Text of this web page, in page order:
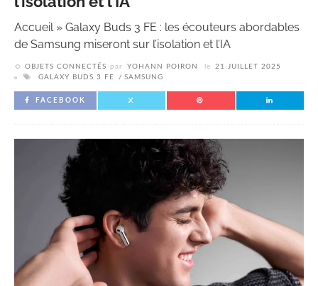
Accueil» Galaxy Buds 3 FE : les écouteurs abordables
de Samsung miseront sur l’isolation et l’IA
OBJETS CONNECTÉS par YOHANN POIRON le
21 JUILLET 2025
GALAXY BUDS 3 FE
SAMSUNG
FACEBOOK